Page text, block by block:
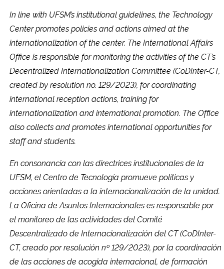
Ministério do Desenvolvimento Regional
Secretaria-Geral
Secretaria de Governo
Banco Central do Brasil
Planalto
In line with UFSM’s institutional guidelines, the Technology
Center promotes policies and actions aimed at the
internationalization of the center. The International Affairs
Office is responsible for monitoring the activities of the CT’s
Decentralized Internationalization Committee (CoDInter-CT,
created by resolution no. 129/2023), for coordinating
international reception actions, training for
internationalization and international promotion. The Office
also collects and promotes international opportunities for
staff and students.
En consonancia con las directrices institucionales de la
UFSM, el Centro de Tecnología promueve políticas y
acciones orientadas a la internacionalización de la unidad.
La Oficina de Asuntos Internacionales es responsable por
el monitoreo de las actividades del Comité
Descentralizado de Internacionalización del CT (CoDInter-
CT, creado por resolución nº 129/2023), por la coordinación
de las acciones de acogida internacional, de formación